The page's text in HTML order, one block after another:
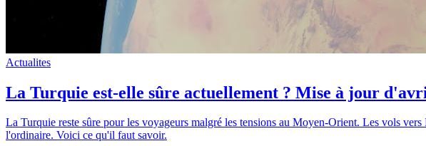
Actualites
La Turquie est-elle sûre actuellement ? Mise à jour
La Turquie reste sûre pour les voyageurs malgré les tensions au Moyen-Orient. Les vols
l'ordinaire. Voici ce qu'il faut savoir.